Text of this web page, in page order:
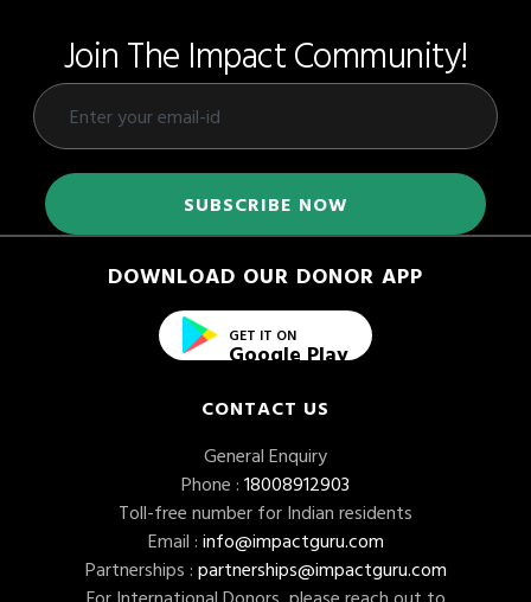
Join The Impact Community!
DOWNLOAD OUR DONOR APP
GET IT ON
Google Play
CONTACT US
General Enquiry
Phone : 18008912903
Toll-free number for Indian residents
Email : info@impactguru.com
Partnerships : partnerships@impactguru.com